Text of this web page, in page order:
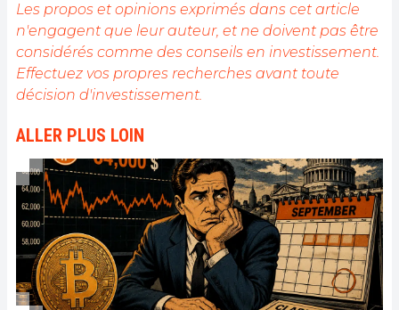
Les propos et opinions exprimés dans cet article
n'engagent que leur auteur, et ne doivent pas être
considérés comme des conseils en investissement.
Effectuez vos propres recherches avant toute
décision d'investissement.
ALLER PLUS LOIN